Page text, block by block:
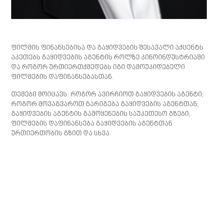
ფილმის ფინანსებისა და გაყიდვების შესავალი აქცენტს
აკეთებს გაყიდვების აგენტის როლზე კინოინდუსტრიაში
და როგორ ურთიერთქმედებს იგი დამოუკიდებელი
ფილმების დაფინანსებასთან.
თემები მოიცავს: როგორ ავირჩიოთ გაყიდვების აგენტი;
როგორ მოვაგვაროთ გარიგება გაყიდვების აგენტთან;
გაყიდვების აგენტის გამოყენების საუკეთესო გზები;
ფილმების დაფინანსება გაყიდვების აგენტთან
ურთიერთობის გზით და სხვა.